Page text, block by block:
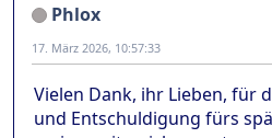
Phlox
17. März 2026, 10:57:33
Vielen Dank, ihr Lieben, für
und Entschuldigung fürs